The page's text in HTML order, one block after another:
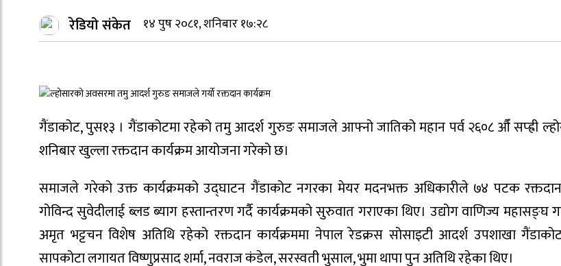
रेडियो संकेत १४ पुष २०८१, शनिबार १७:२८
गैंडाकोट, पुस१३ । गैंडाकोटमा रहेको तमु आदर्श गुरुङ समाजले आफ्नो जातिको महान पर्व २६०८ औँ सप्ह्री
शनिबार खुल्ला रक्तदान कार्यक्रम आयोजना गरेको छ।
समाजले गरेको उक्त कार्यक्रमको उद्घाटन गैंडाकोट नगरका मेयर मदनभक्त अधिकारीले ७४ पटक
गोविन्द सुवेदीलाई ब्लड ब्याग हस्तान्तरण गर्दै कार्यक्रमको सुरुवात गराएका थिए। उद्योग वाणिज्य महासङ्घ
अमृत भट्टचन विशेष अतिथि रहेको रक्तदान कार्यक्रममा नेपाल रेडक्रस सोसाइटी आदर्श उपशाखा
सापकोटा लगायत विष्णुप्रसाद शर्मा, नवराज कंडेल, सरस्वती भुसाल, भुमा थापा पुन अतिथि रहेका थिए।